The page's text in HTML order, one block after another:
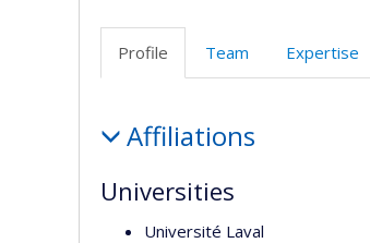
Profile Team Expertise
Affiliations
Universities
Université Laval